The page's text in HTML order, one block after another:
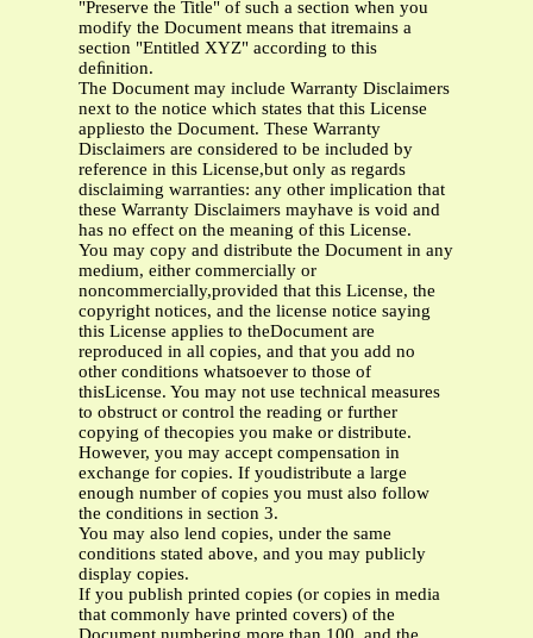
"Preserve the Title" of such a section when you
modify the Document means that itremains a
section "Entitled XYZ" according to this
deﬁnition.
The Document may include Warranty Disclaimers
next to the notice which states that this License
appliesto the Document. These Warranty
Disclaimers are considered to be included by
reference in this License,but only as regards
disclaiming warranties: any other implication that
these Warranty Disclaimers mayhave is void and
has no effect on the meaning of this License.
You may copy and distribute the Document in any
medium, either commercially or
noncommercially,provided that this License, the
copyright notices, and the license notice saying
this License applies to theDocument are
reproduced in all copies, and that you add no
other conditions whatsoever to those of
thisLicense. You may not use technical measures
to obstruct or control the reading or further
copying of thecopies you make or distribute.
However, you may accept compensation in
exchange for copies. If youdistribute a large
enough number of copies you must also follow
the conditions in section 3.
You may also lend copies, under the same
conditions stated above, and you may publicly
display copies.
If you publish printed copies (or copies in media
that commonly have printed covers) of the